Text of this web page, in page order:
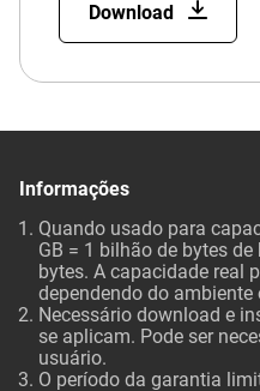
Download
Informações
Quando usado para
GB = 1 bilhão de bytes
bytes. A capacidade real
dependendo do ambiente
Necessário download e
se aplicam. Pode ser
usuário.
O período da garantia